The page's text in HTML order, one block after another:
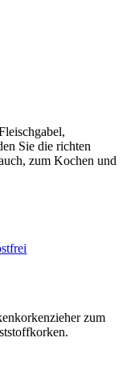
Sie die richten
zum Kochen und
zum